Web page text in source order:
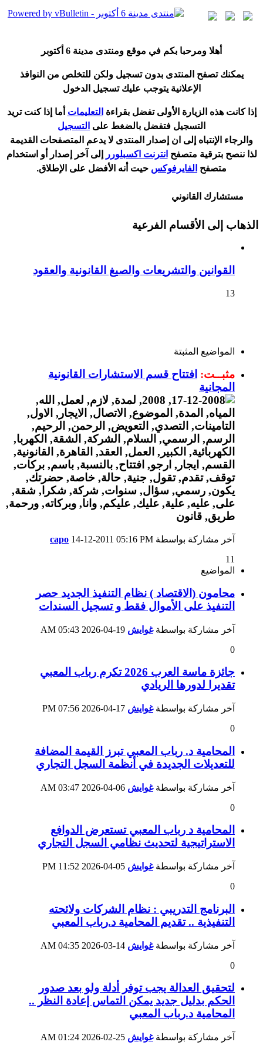
هلا ومرحبا بكم في موقع ومنتدى مدينة 6 أكتوبر
يمكنك تصفح المنتدى بدون تسجيل ولكن للتخلص من النوافذ
الإعلانية يتوجب عليك تسجيل الدخول
إذا كانت هذه الزيارة الأولى تفضل بقراءة التعليمات ما إذا كنت تريد
التسجيل فتفضل بالضغط على التسجيل
والرجاء الإنتباه إلى ان إصدار المنتدى لا يدعم المتصفحات القديمة
لذا ننصح بترقية متصفح انترنت اكسبلورر إلى آخر إصدار أو استخدام
متصفح الفايرفوكس حيت نه الأفضل على الإطلاق.
مستشارك القانوني
الذهاب إلى الأقسام الفرعية
القوانين والتشريعات والصيغ القانونية والعقود
13
المواضيع المثبتة
مثبــت: افتتاح قسم الاستشارات القانونية
المجانية
آخر مشاركة بواسطة capo 14-12-2011 05:16 PM
11
المواضيع
محامون (الاقتصاد ) نظام التنفيذ الجديد حصر
التنفيذ على الأموال فقط و تسجيل السندات
آخر مشاركة بواسطةغوايش
05:43 AM
0
جائزة ماسة العرب 2026 تكرم رباب المعبي
تقديرا لدورها الريادي
آخر مشاركة بواسطةغوايش
07:56 PM
0
المحامية د. رباب المعبي تبرز القيمة المضافة
للتعديلات الجديدة في أنظمة السجل التجاري
آخر مشاركة بواسطةغوايش
03:47 AM
0
المحامية د رباب المعبي تستعرض الدوافع
الاستراتيجية لتحديث نظامي السجل التجاري
آخر مشاركة بواسطةغوايش
11:52 PM
0
البرنامج التدريبي : نظام الشركات ولائحته
التنفيذية .. تقديم المحامية د.رباب المعبي
آخر مشاركة بواسطةغوايش
04:35 AM
0
لتحقيق العدالة يجب توفر أدلة ولو بعد صدور
الحكم بدليل جديد يمكن التماس إعادة النظر ..
المحامية د.رباب المعبي
آخر مشاركة بواسطةغوايش
01:24 AM